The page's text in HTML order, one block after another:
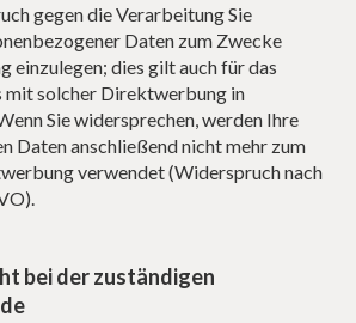
gegen die Verarbeitung Sie
Daten zum Zwecke
einzulegen; dies gilt auch für das
mit solcher Direktwerbung in
Sie widersprechen, werden Ihre
Daten anschließend nicht mehr zum
verwendet (Widerspruch nach
bei der zuständigen